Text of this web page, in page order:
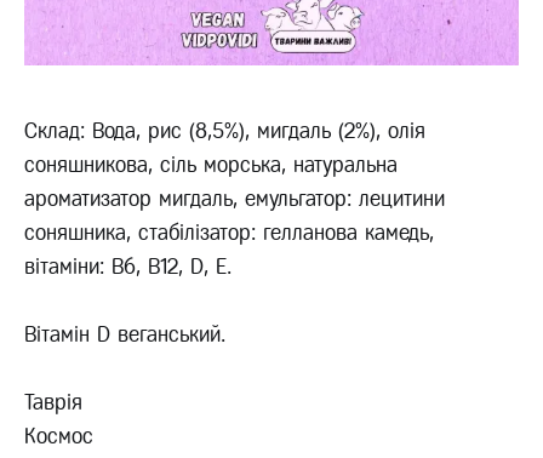
Склад: Вода, рис (8,5%), мигдаль (2%), олія
соняшникова, сіль морська, натуральна
ароматизатор мигдаль, емульгатор: лецитини
соняшника, стабілізатор: гелланова камедь,
вітаміни: B6, B12, D, Е.
Вітамін D веганський.
Таврія
Космос